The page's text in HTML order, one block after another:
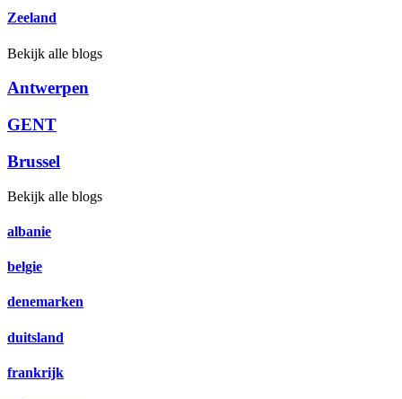
Zeeland
Bekijk alle blogs
Antwerpen
GENT
Brussel
Bekijk alle blogs
albanie
belgie
denemarken
duitsland
frankrijk